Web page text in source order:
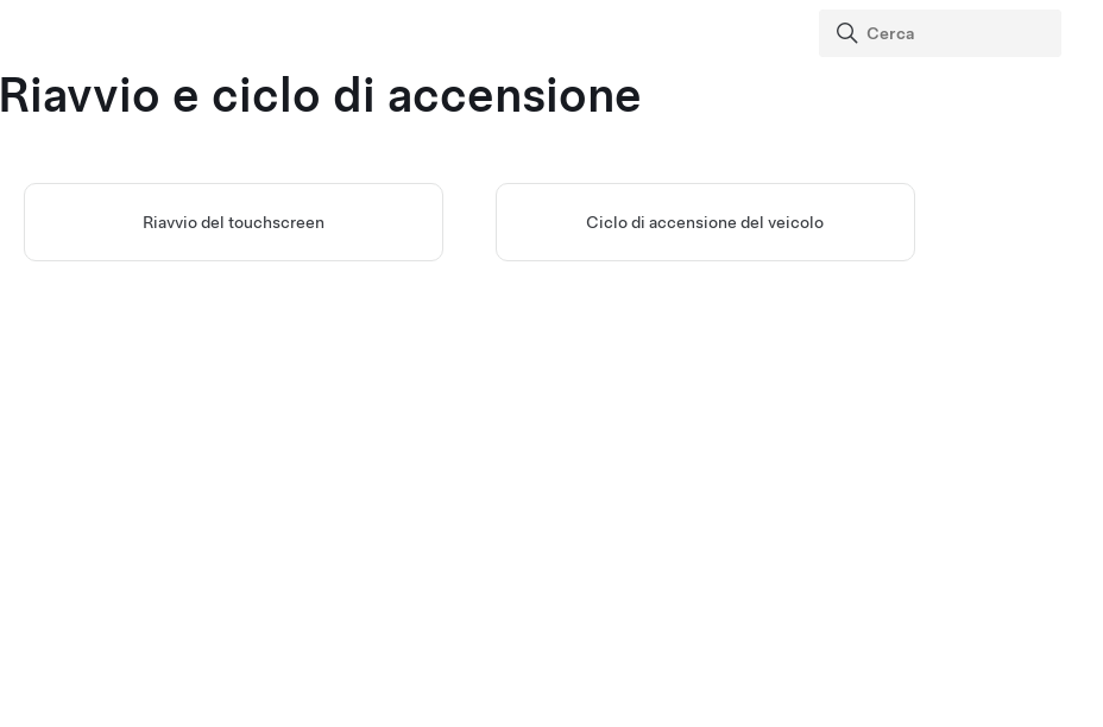
Riavvio e ciclo di accensione
Riavvio del touchscreen Ciclo di accensione del veicolo